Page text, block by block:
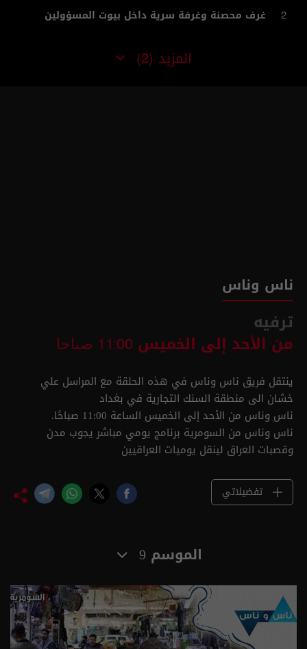
2 غرف محصنة وغرفة سرية داخل بيوت المسؤولين
المزيد (2)
ناس وناس
ترفيه
من الأحد إلى الخميس 11:00 صباحا
ينتقل فريق ناس وناس في هذه الحلقة مع المراسل علي
خشان الى منطقة السنك التجارية في بغداد
ناس وناس من الأحد إلى الخميس الساعة 11:00 صباحًا.
ناس وناس من السومرية برنامج يومي مباشر يجوب مدن
وقصبات العراق لينقل يوميات العراقيين
تفضيلاتي
الموسم 9